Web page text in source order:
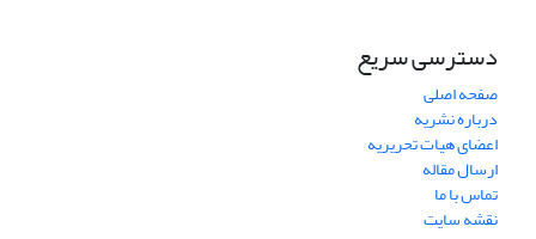
دسترسی سریع
صفحه اصلی
درباره نشریه
اعضای هیات تحریریه
ارسال مقاله
تماس با ما
نقشه سایت